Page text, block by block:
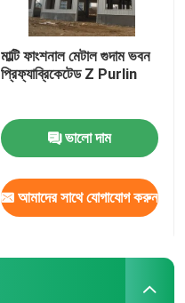
মাল্টি ফাংশনাল মেটাল গুদাম ভবন
প্রিফ্যাব্রিকেটেড Z Purlin
ভালো দাম
আমাদের সাথে যোগাযোগ করুন